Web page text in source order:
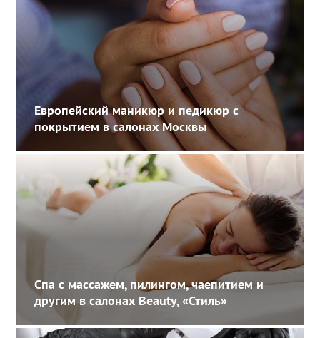
Европейский маникюр и педикюр с
покрытием в салонах Москвы
Спа с массажем, пилингом, чаепитием и
другим в салонах Beauty, «Стиль»